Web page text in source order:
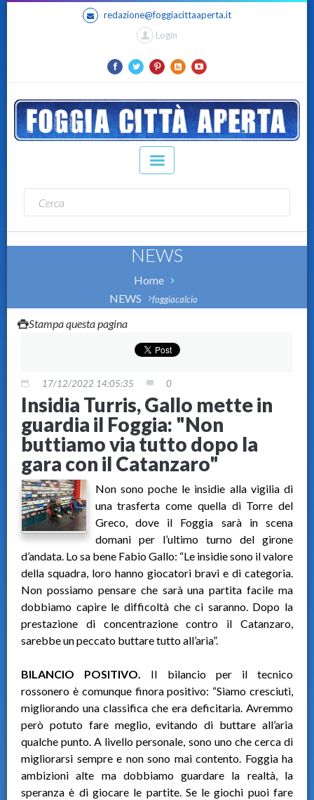
redazione@foggiacittaaperta.it
Login
NEWS
Home
NEWS
foggiacalcio
Stampa questa pagina
17/12/2022 14:05:35 0
Insidia Turris, Gallo mette in
guardia il Foggia: "Non
buttiamo via tutto dopo la
gara con il Catanzaro"
Non sono poche le insidie alla vigilia di
una trasferta come quella di Torre del
Greco, dove il Foggia sarà in scena
domani per l’ultimo turno del girone
d’andata. Lo sa bene Fabio Gallo: “Le insidie sono il valore
della squadra, loro hanno giocatori bravi e di categoria.
Non possiamo pensare che sarà una partita facile ma
dobbiamo capire le difficoltà che ci saranno. Dopo la
prestazione di concentrazione contro il Catanzaro,
sarebbe un peccato buttare tutto all’aria”.
BILANCIO POSITIVO. Il bilancio per il tecnico
rossonero è comunque finora positivo: “Siamo cresciuti,
migliorando una classifica che era deficitaria. Avremmo
però potuto fare meglio, evitando di buttare all’aria
qualche punto. A livello personale, sono uno che cerca di
migliorarsi sempre e non sono mai contento. Foggia ha
ambizioni alte ma dobbiamo guardare la realtà, la
speranza è di giocare le partite. Se le giochi puoi fare